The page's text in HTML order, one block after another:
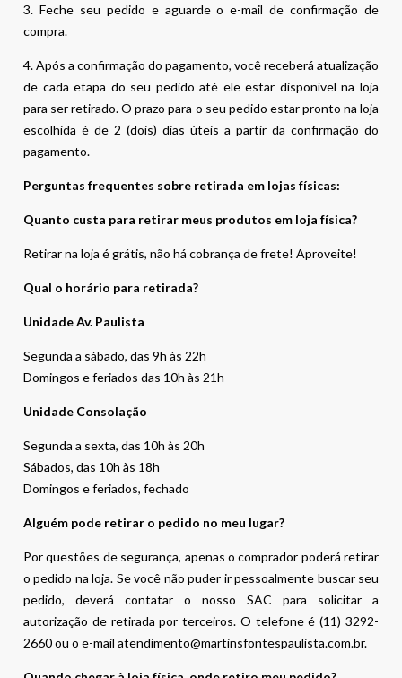
3. Feche seu pedido e aguarde o e-mail de confirmação de
compra.
4. Após a confirmação do pagamento, você receberá atualização
de cada etapa do seu pedido até ele estar disponível na loja
para ser retirado. O prazo para o seu pedido estar pronto na loja
escolhida é de 2 (dois) dias úteis a partir da confirmação do
pagamento.
Perguntas frequentes sobre retirada em lojas físicas:
Quanto custa para retirar meus produtos em loja física?
Retirar na loja é grátis, não há cobrança de frete! Aproveite!
Qual o horário para retirada?
Unidade Av. Paulista
Segunda a sábado, das 9h às 22h
Domingos e feriados das 10h às 21h
Unidade Consolação
Segunda a sexta, das 10h às 20h
Sábados, das 10h às 18h
Domingos e feriados, fechado
Alguém pode retirar o pedido no meu lugar?
Por questões de segurança, apenas o comprador poderá retirar
o pedido na loja. Se você não puder ir pessoalmente buscar seu
pedido, deverá contatar o nosso SAC para solicitar a
autorização de retirada por terceiros. O telefone é (11) 3292-
2660 ou o e-mail atendimento@martinsfontespaulista.com.br.